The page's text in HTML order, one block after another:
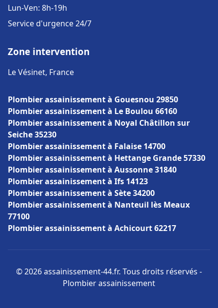
Lun-Ven: 8h-19h
Service d'urgence 24/7
Zone intervention
Le Vésinet, France
Plombier assainissement à Gouesnou 29850
Plombier assainissement à Le Boulou 66160
Plombier assainissement à Noyal Châtillon sur
Seiche 35230
Plombier assainissement à Falaise 14700
Plombier assainissement à Hettange Grande 57330
Plombier assainissement à Aussonne 31840
Plombier assainissement à Ifs 14123
Plombier assainissement à Sète 34200
Plombier assainissement à Nanteuil lès Meaux
77100
Plombier assainissement à Achicourt 62217
© 2026 assainissement-44.fr. Tous droits réservés -
Plombier assainissement